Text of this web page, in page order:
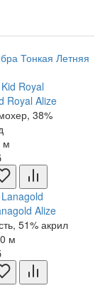
Тонкая Летняя
Royal Alize
38%
м
Alize
51% акрил
м